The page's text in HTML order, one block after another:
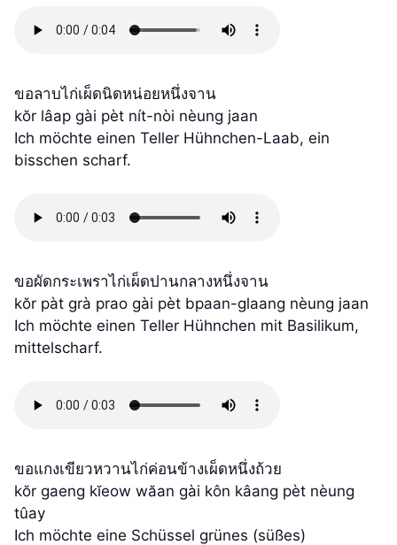
ขอลาบไก่เผ็ดนิดหน่อยหนึ่งจาน
kŏr lâap gài pèt nít-nòi nèung jaan
Ich möchte einen Teller Hühnchen-Laab, ein
bisschen scharf.
ขอผัดกระเพราไก่เผ็ดปานกลางหนึ่งจาน
kŏr pàt grà prao gài pèt bpaan-glaang nèung jaan
Ich möchte einen Teller Hühnchen mit Basilikum,
mittelscharf.
ขอแกงเขียวหวานไก่ค่อนข้างเผ็ดหนึ่งถ้วย
kŏr gaeng kĭeow wăan gài kôn kâang pèt nèung
tûay
Ich möchte eine Schüssel grünes (süßes)